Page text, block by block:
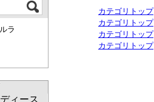
カテゴリトップ
カテゴリトップ
カテゴリトップ
カテゴリトップ